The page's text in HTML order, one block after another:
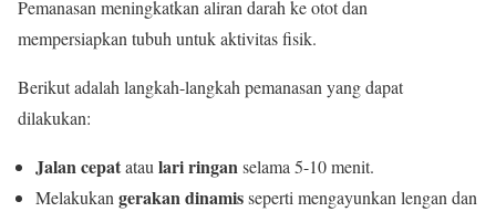
Pemanasan meningkatkan aliran darah ke otot dan
mempersiapkan tubuh untuk aktivitas fisik.
Berikut adalah langkah-langkah pemanasan yang dapat
dilakukan:
Jalan cepatatau lari ringanselama 5-10 menit.
Melakukan gerakan dinamisseperti mengayunkan lengan dan